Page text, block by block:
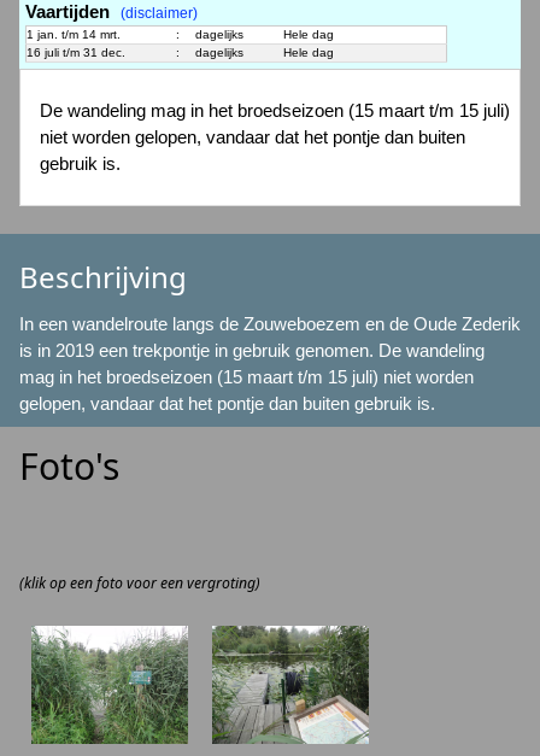
Vaartijden (disclaimer)
1 jan. t/m 14 mrt. : dagelijks
Hele dag
16 juli t/m 31 dec.
: dagelijks Hele dag
De wandeling mag in het broedseizoen (15 maart t/m 15 juli)
niet worden gelopen, vandaar dat het pontje dan buiten
gebruik is.
Beschrijving
In een wandelroute langs de Zouweboezem en de Oude Zederik
is in 2019 een trekpontje in gebruik genomen. De wandeling
mag in het broedseizoen (15 maart t/m 15 juli) niet worden
gelopen, vandaar dat het pontje dan buiten gebruik is.
Foto's
(klik op een foto voor een vergroting)